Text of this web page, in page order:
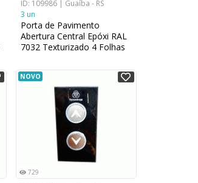
ID: 109986 | Guaíba - RS
3 un
Porta de Pavimento
Abertura Central Epóxi RAL
7032 Texturizado 4 Folhas
NOVO
729